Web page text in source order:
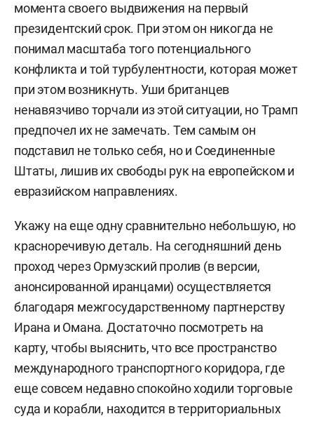
момента своего выдвижения на первый
президентский срок. При этом он никогда не
понимал масштаба того потенциального
конфликта и той турбулентности, которая может
при этом возникнуть. Уши британцев
ненавязчиво торчали из этой ситуации, но Трамп
предпочел их не замечать. Тем самым он
подставил не только себя, но и Соединенные
Штаты, лишив их свободы рук на европейском и
евразийском направлениях.
Укажу на еще одну сравнительно небольшую, но
красноречивую деталь. На сегодняшний день
проход через Ормузский пролив (в версии,
анонсированной иранцами) осуществляется
благодаря межгосударственному партнерству
Ирана и Омана. Достаточно посмотреть на
карту, чтобы выяснить, что все пространство
международного транспортного коридора, где
еще совсем недавно спокойно ходили торговые
суда и корабли, находится в территориальных